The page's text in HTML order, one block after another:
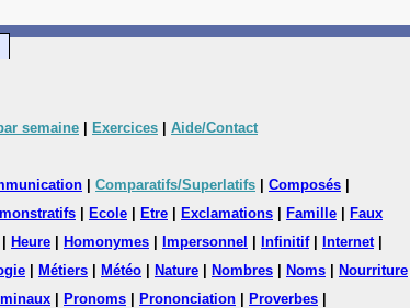
semaine Exercices Aide/Contact
Comparatifs/Superlatifs Composés
Ecole Etre Exclamations Famille
Faux
Heure Homonymes Impersonnel Infinitif| Internet|
Métiers Météo Nature Nombres Noms
Nourriture
Pronoms Prononciation Proverbes